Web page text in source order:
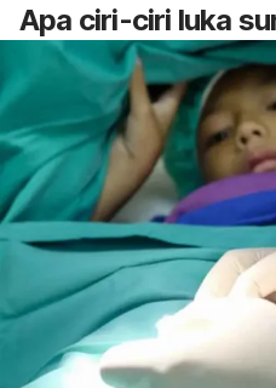
Apa ciri-ciri luka